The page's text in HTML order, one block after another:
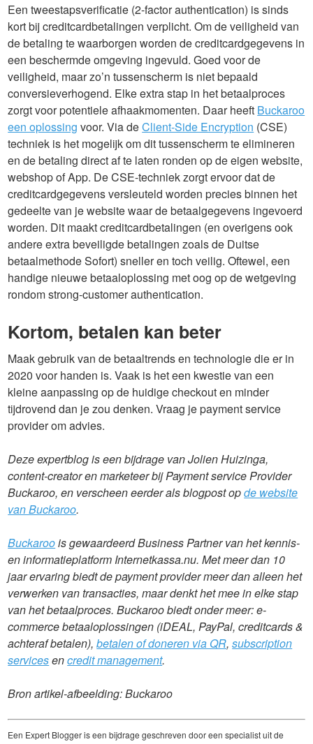
Een tweestapsverificatie (2-factor authentication) is sinds
kort bij creditcardbetalingen verplicht. Om de veiligheid van
de betaling te waarborgen worden de creditcardgegevens in
een beschermde omgeving ingevuld. Goed voor de
veiligheid, maar zo’n tussenscherm is niet bepaald
conversieverhogend. Elke extra stap in het betaalproces
zorgt voor potentiele afhaakmomenten. Daar heeft Buckaroo
een oplossing voor. Via deClient-Side Encryption (CSE)
techniek is het mogelijk om dit tussenscherm te elimineren
en de betaling direct af te laten ronden op de eigen website,
webshop of App. De CSE-techniek zorgt ervoor dat de
creditcardgegevens versleuteld worden precies binnen het
gedeelte van je website waar de betaalgegevens ingevoerd
worden. Dit maakt creditcardbetalingen (en overigens ook
andere extra beveiligde betalingen zoals de Duitse
betaalmethode Sofort) sneller en toch veilig. Oftewel, een
handige nieuwe betaaloplossing met oog op de wetgeving
rondom strong-customer authentication.
Kortom, betalen kan beter
Maak gebruik van de betaaltrends en technologie die er in
2020 voor handen is. Vaak is het een kwestie van een
kleine aanpassing op de huidige checkout en minder
tijdrovend dan je zou denken. Vraag je payment service
provider om advies.
Deze expertblog is een bijdrage van Jolien Huizinga,
content-creator en marketeer bij Payment service Provider
Buckaroo, en verscheen eerder als blogpost opde website
van Buckaroo.
Buckaroois gewaardeerd Business Partner van het kennis-
en informatieplatform Internetkassa.nu. Met meer dan 10
jaar ervaring biedt de payment provider meer dan alleen het
verwerken van transacties, maar denkt het mee in elke stap
van het betaalproces. Buckaroo biedt onder meer: e-
commerce betaaloplossingen (iDEAL, PayPal, creditcards &
achteraf betalen),betalen of doneren via QR,subscription
servicesencredit management.
Bron artikel-afbeelding: Buckaroo
Een Expert Blogger is een bijdrage geschreven door een specialist uit de